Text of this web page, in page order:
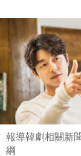
報導韓劇相關新
綱